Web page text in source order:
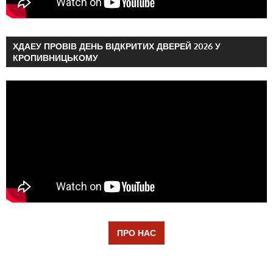
ХДАЕУ ПРОВІВ ДЕНЬ ВІДКРИТИХ ДВЕРЕЙ 2026 У
КРОПИВНИЦЬКОМУ
ПРО НАС